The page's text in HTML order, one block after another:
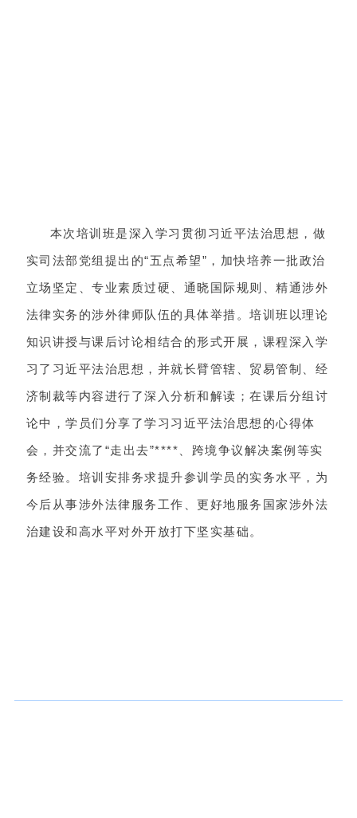
本次培训班是深入学习贯彻习近平法治思想，做
实司法部党组提出的“五点希望”，加快培养一批政治
立场坚定、专业素质过硬、通晓国际规则、精通涉外
法律实务的涉外律师队伍的具体举措。培训班以理论
知识讲授与课后讨论相结合的形式开展，课程深入学
习了习近平法治思想，并就长臂管辖、贸易管制、经
济制裁等内容进行了深入分析和解读；在课后分组讨
论中，学员们分享了学习习近平法治思想的心得体
会，并交流了“走出去”****、跨境争议解决案例等实
务经验。培训安排务求提升参训学员的实务水平，为
今后从事涉外法律服务工作、更好地服务国家涉外法
治建设和高水平对外开放打下坚实基础。